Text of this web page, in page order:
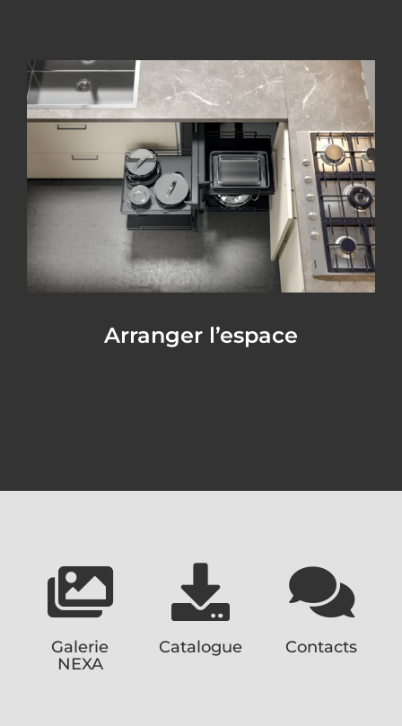
Arranger l’espace
Galerie
NEXA
Catalogue Contacts